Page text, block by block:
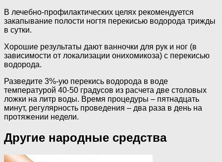
В лечебно-профилактических целях рекомендуется
закапывание полости ногтя перекисью водорода трижды
в сутки.
Хорошие результаты дают ванночки для рук и ног (в
зависимости от локализации онихомикоза) с перекисью
водорода.
Разведите 3%-ую перекись водорода в воде
температурой 40-50 градусов из расчета две столовых
ложки на литр воды. Время процедуры – пятнадцать
минут, регулярность проведения – два раза в день на
протяжении недели.
Другие народные средства